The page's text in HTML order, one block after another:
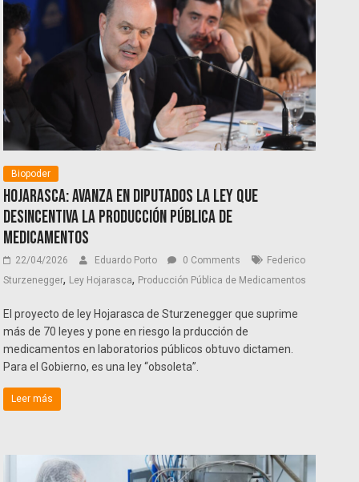
Biopoder
Hojarasca: Avanza en Diputados la ley que
desincentiva la producción pública de
medicamentos
22/04/2026 Eduardo Porto 0 Comments
Federico
Sturzenegger, Ley Hojarasca, Producción Pública de Medicamentos
El proyecto de ley Hojarasca de Sturzenegger que suprime
más de 70 leyes y pone en riesgo la prducción de
medicamentos en laboratorios públicos obtuvo dictamen.
Para el Gobierno, es una ley “obsoleta”.
Leer más